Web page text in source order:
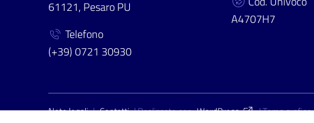
61121, Pesaro PU
Telefono
(+39) 0721 30930
A4707H7
Sezione Link Utili
Note legali | Contatti | Realizzato con WordPress |Tema grafico